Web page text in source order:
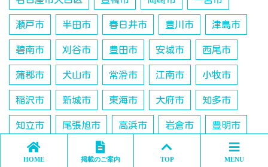
瀬戸市 半田市 春日井市 豊川市 津島市
碧南市 刈谷市 豊田市 安城市 西尾市
蒲郡市 犬山市 常滑市 江南市 小牧市
稲沢市 新城市 東海市 大府市 知多市
知立市 尾張旭市 高浜市 岩倉市 豊明市
日進市 清須市 北名古屋市
HOME 掲載のご案内 TOP MENU